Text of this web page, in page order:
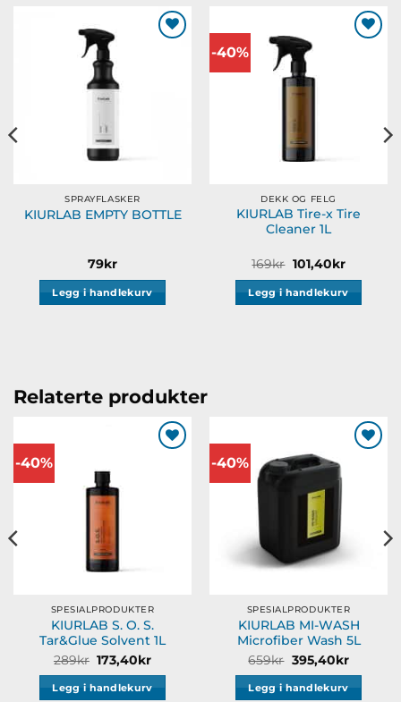
SPRAYFLASKER
KIURLAB EMPTY BOTTLE
79kr
Legg i handlekurv
-40%
DEKK OG FELG
KIURLAB Tire-x Tire
Cleaner 1L
169kr Opprinnelig
pris
var:
169kr.
101,40kr
101,40kr.
Legg i handlekurv
Relaterte produkter
-40%
SPESIALPRODUKTER
KIURLAB S. O. S.
Tar&Glue Solvent 1L
289kr Opprinnelig
pris
var:
289kr.
173,40krNåværende
173,40kr.
Legg i handlekurv
-40%
Legg til
ønskeliste
SPESIALPRODUKTER
KIURLAB MI-WASH
Microfiber Wash 5L
659kr Opprinnelig
pris
var:
659kr.
395,40kr
Legg i handlekurv